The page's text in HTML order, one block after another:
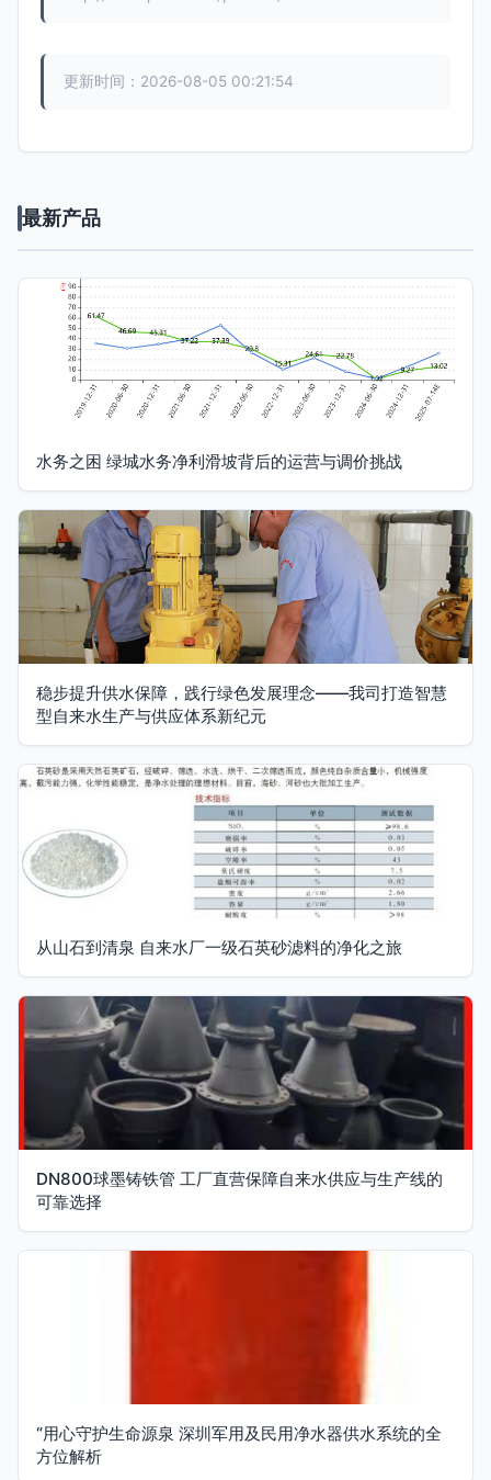
更新时间：2026-08-05 00:21:54
最新产品
水务之困 绿城水务净利滑坡背后的运营与调价挑战
稳步提升供水保障，践行绿色发展理念——我司打造智慧
型自来水生产与供应体系新纪元
从山石到清泉 自来水厂一级石英砂滤料的净化之旅
DN800球墨铸铁管 工厂直营保障自来水供应与生产线的
可靠选择
“用心守护生命源泉 深圳军用及民用净水器供水系统的全
方位解析